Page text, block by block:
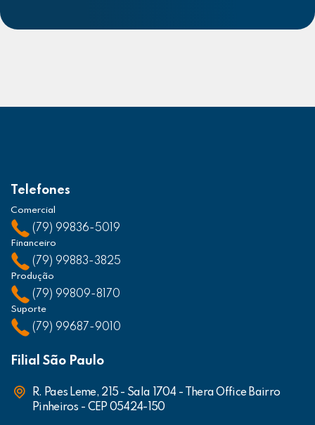
Telefones
Comercial
(79) 99836-5019
Financeiro
(79) 99883-3825
Produção
(79) 99809-8170
Suporte
(79) 99687-9010
Filial São Paulo
R. Paes Leme, 215 - Sala 1704 - Thera Office Bairro
Pinheiros - CEP 05424-150